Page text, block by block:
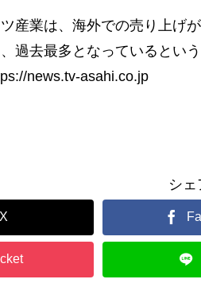
産業は、海外での売り上げ
過去最多となっているという
news.tv-asahi.co.jp
シェ
X